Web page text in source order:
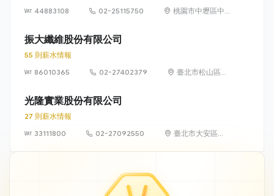
44883108
02-25115750
桃園市中壢區中
振大纖維股份有限公司
55 則薪水情報
86010365
02-27402379
臺北市松山區復
光隆實業股份有限公司
27 則薪水情報
33111800
02-27092550
臺北市大安區敦